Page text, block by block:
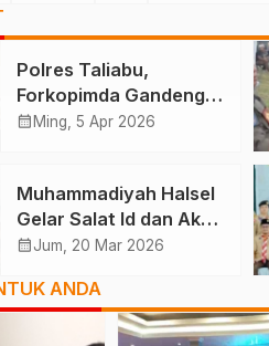
Polres Taliabu,
Forkopimda Gandeng
Tokoh Agama
calendar_month Ming, 5 Apr 2026
Muhammadiyah Halsel
Gelar Salat Id dan Aksi
Solidaritas Palestina
calendar_monthJum, 20 Mar 2026
ANDA